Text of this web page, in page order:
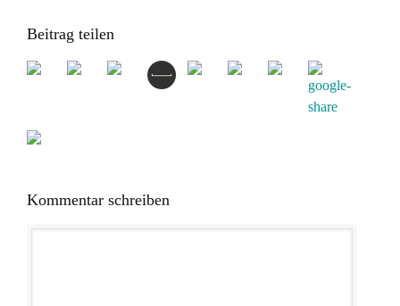
Beitrag teilen
Kommentar schreiben